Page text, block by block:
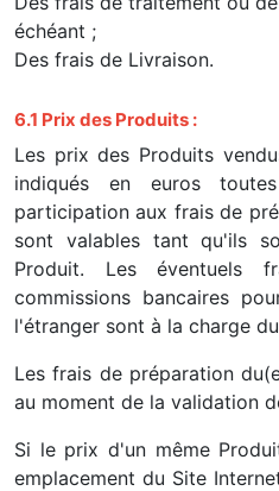
échéant ;
Des frais de Livraison.
6.1 Prix des Produits :
Les prix des Produits
indiqués en euros
participation aux frais de
sont valables tant qu'ils
Produit. Les éventuels
commissions bancaires
l'étranger sont à la charge
Les frais de préparation
au moment de la validation
Si le prix d'un même
emplacement du Site